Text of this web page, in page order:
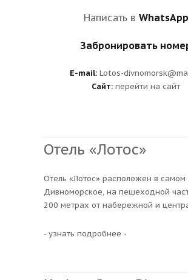
Написать в WhatsApp
Забронировать
E-mail:Lotos-
Сайт: перейти на сайт
Отель «Лотос»
Отель «Лотос» расположен в самом
Дивноморское, на пешеходной
200 метрах от набережной и
- узнать подробнее -